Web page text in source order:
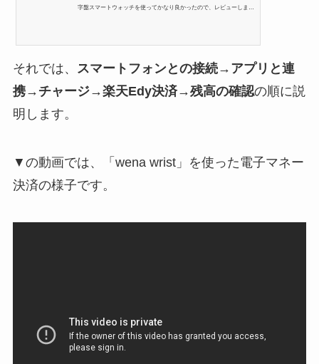
字盤スマートウォッチを使ってかなり良かったので、レビューしま
wrist」でできること「引用：https://www.amazon.co.jp」購入したSon
ートウォッチです。コンセプトは、「独自の特許技術で腕時計として
式HP...
それでは、 スマートフォンとの接続→アプリと連
携→チャージ→楽天Edy決済→残高の確認の順に説
明します。
▼の動画では、「wena wrist」を使った電子マネー
決済の様子です。